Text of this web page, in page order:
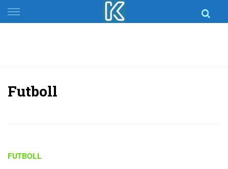
Skip
to
Futboll
FUTBOLL